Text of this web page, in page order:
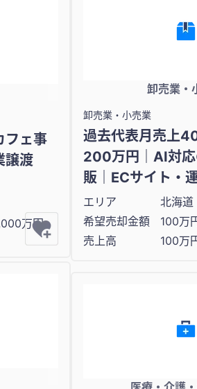
フェ事
譲渡
万円
卸売業・
卸売業・小売業
過去代表月売上
200万円｜AI対
販｜ECサイト・
エリア
北海道
希望売却金額
100万
売上高
100万